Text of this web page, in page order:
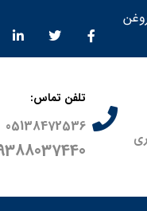
تلفن تماس:
05138472536